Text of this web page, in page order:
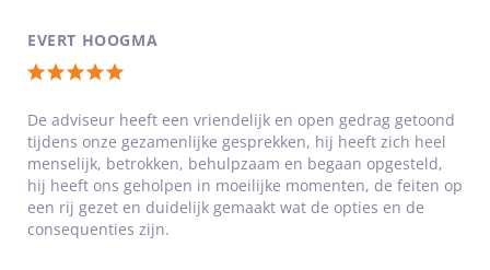
EVERT HOOGMA
Totale
waardering:
5
van
5
sterren
De adviseur heeft een vriendelijk en open gedrag getoond
tijdens onze gezamenlijke gesprekken, hij heeft zich heel
menselijk, betrokken, behulpzaam en begaan opgesteld,
hij heeft ons geholpen in moeilijke momenten, de feiten op
een rij gezet en duidelijk gemaakt wat de opties en de
consequenties zijn.